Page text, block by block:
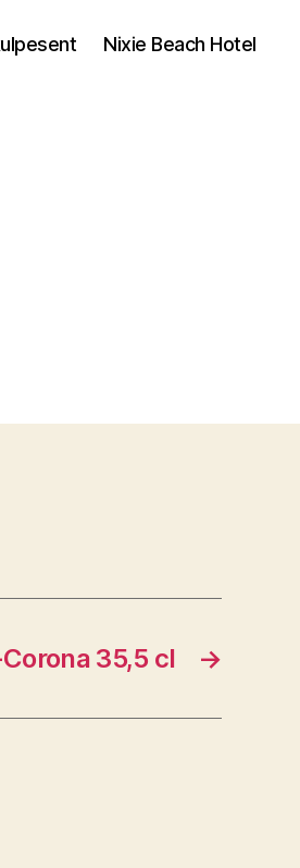
Nixie Beach Hotel
→
35,5 cl